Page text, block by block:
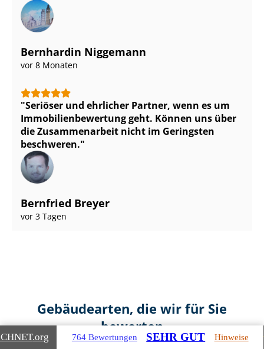
Bernhardin Niggemann
vor 8 Monaten
Seriöser und ehrlicher Partner, wenn es um
Im­mo­bi­li­en­be­wer­tung geht. Können uns über
die Zusammenarbeit nicht im Geringsten
beschweren.
Bernfried Breyer
vor 3 Tagen
Gebäudearten, die wir für Sie
bewerten
.org 764 Bewertungen SEHR GUT Hinweise